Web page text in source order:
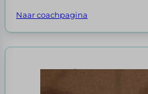
Naar coachpagina